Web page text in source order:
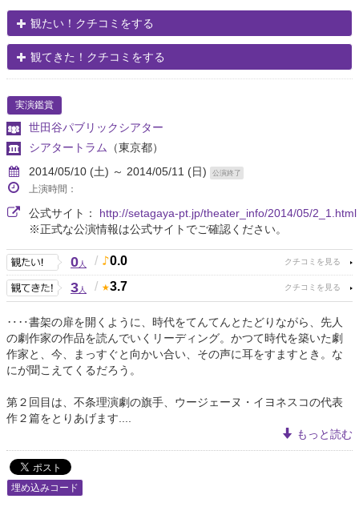
観たい！クチコミをする
観てきた！クチコミをする
実演鑑賞
世田谷パブリックシアター
シアタートラム
（東京都）
2014/05/10 (土) ～ 2014/05/11 (日)
公演終了
上演時間：
公式サイト： http://setagaya-pt.jp/theater_info/2014/05/2_1.html
※正式な公演情報は公式サイトでご確認ください。
0人 / 0.0
3人 / 3.7
‥‥書架の扉を開くように、時代をてんてんとたどりながら、先人
の劇作家の作品を読んでいくリーディング。かつて時代を築いた劇
作家と、今、まっすぐと向かい合い、その声に耳をすますとき。な
にが聞こえてくるだろう。
第２回目は、不条理演劇の旗手、ウージェーヌ・イヨネスコの代表
作２篇をとりあげます....
もっと読む
埋め込みコード